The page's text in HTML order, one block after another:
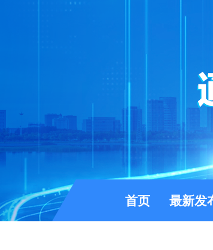
首页(current)
最新发